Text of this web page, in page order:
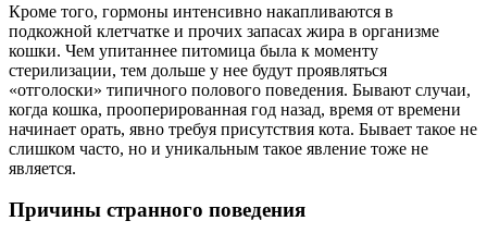
Кроме того, гормоны интенсивно накапливаются в
подкожной клетчатке и прочих запасах жира в организме
кошки. Чем упитаннее питомица была к моменту
стерилизации, тем дольше у нее будут проявляться
«отголоски» типичного полового поведения. Бывают случаи,
когда кошка, прооперированная год назад, время от времени
начинает орать, явно требуя присутствия кота. Бывает такое не
слишком часто, но и уникальным такое явление тоже не
является.
Причины странного поведения